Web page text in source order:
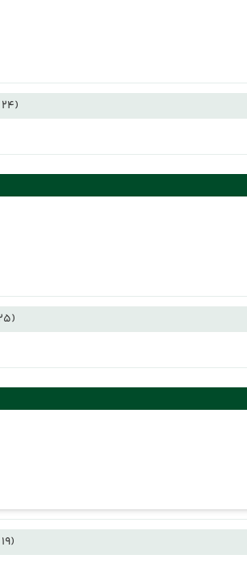
(24 مرداد 1405 ساعت : 00:00)
(25 مرداد 1405 ساعت : 12:00)
(19 مرداد 1405 ساعت : 00:00)